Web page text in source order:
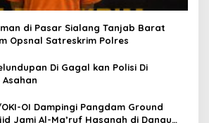
di Pasar Sialang Tanjab Barat
Opsnal Satreskrim Polres
Di Gagal kan Polisi Di
OI Dampingi Pangdam Ground
Jami Al-Ma’ruf Hasanah di Danau